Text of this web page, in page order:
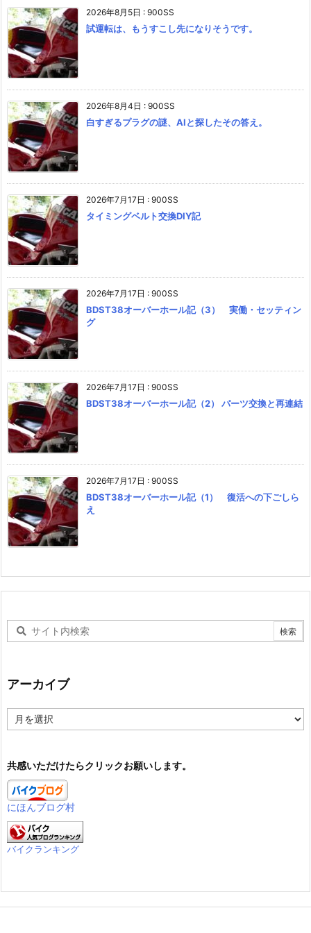
2026年8月5日 : 900SS
試運転は、もうすこし先になりそうです。
2026年8月4日 : 900SS
白すぎるプラグの謎、AIと探したその答え。
2026年7月17日 : 900SS
タイミングベルト交換DIY記
2026年7月17日 : 900SS
BDST38オーバーホール記（3） 実働・セッティン
グ
2026年7月17日 : 900SS
BDST38オーバーホール記（2） パーツ交換と再連結
2026年7月17日 : 900SS
BDST38オーバーホール記（1） 復活への下ごしら
え
アーカイブ
ー
ブ
共感いただけたらクリックお願いします。
にほんブログ村
バイクランキング